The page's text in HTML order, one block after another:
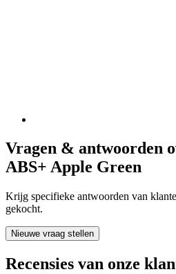
Vragen & antwoorden
ABS+ Apple Green
Krijg specifieke antwoorden van
gekocht.
Nieuwe vraag stellen
Recensies van onze